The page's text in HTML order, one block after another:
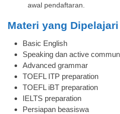
awal pendaftaran.
Materi yang Dipelajari
Basic English
Speaking dan active
Advanced grammar
TOEFL ITP preparation
TOEFL iBT preparation
IELTS preparation
Persiapan beasiswa